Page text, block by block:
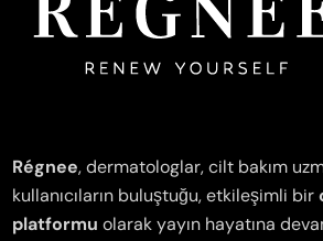
Régnee, dermatologlar, cilt bakım
kullanıcıların buluştuğu, etkileşimli bir
platformu olarak yayın hayatına